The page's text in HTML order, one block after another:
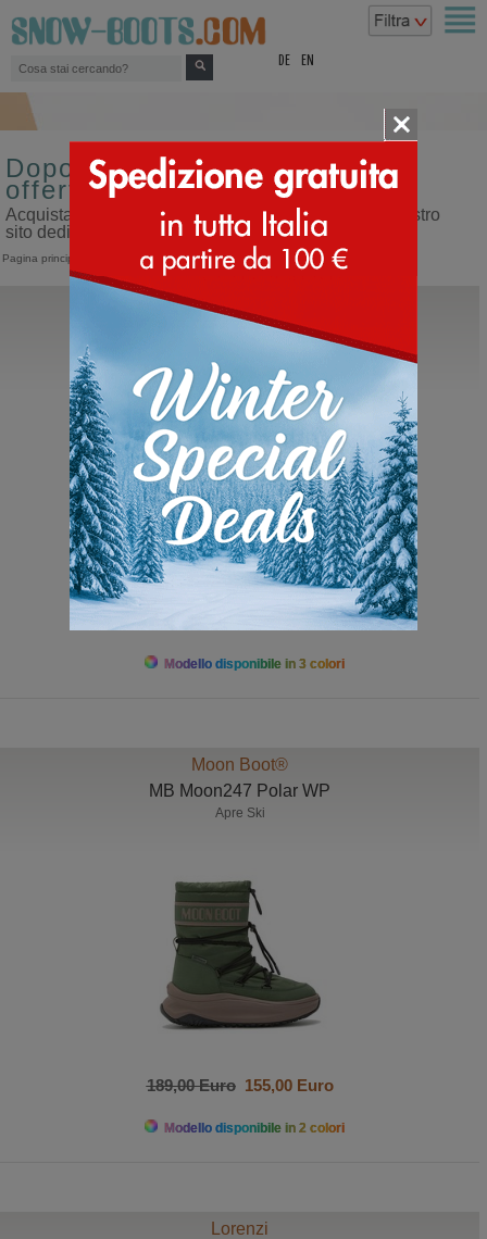
DE EN
Doposci da uomo misura 44 in
offerta
Acquista doposci da uomo misura 44 in offerta sul nostro
sito dedicato ai doposci
Pagina principale >Doposci
Timberland
6 INCH Premium Boot
Modello disponibile in 3 colori
Moon Boot®
MB Moon247 Polar WP
Apre Ski
189,00 Euro155,00 Euro
Modello disponibile in 2 colori
Lorenzi